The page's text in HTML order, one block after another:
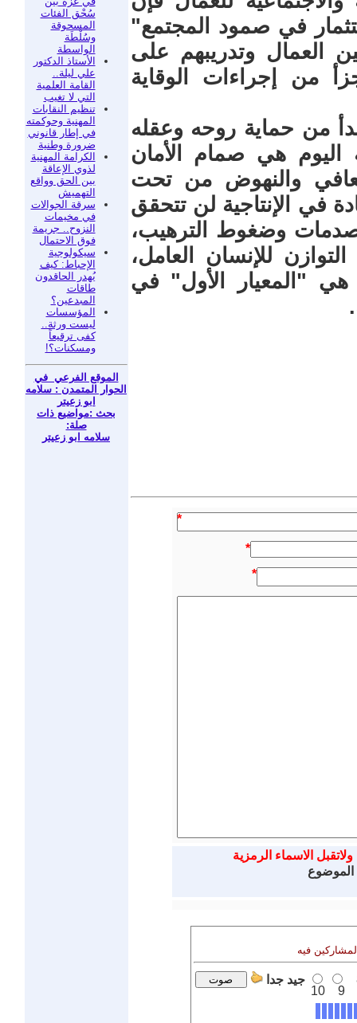
سُحْق الفئات
المسحوقة
وسُلْطَة
الواسطة
الأستاذ الدكتور
علي ليلة..
القامة العلمية
التي لا تغيب
تنظيم النقابات
المهنية وحوكمته
في إطار قانوني
ضرورة وطنية
الكرامة المهنية
لذوي الإعاقة
بين الحق وواقع
التهميش
سرقة الجوالات
في مخيمات
النزوح.. جريمة
فوق الاحتمال
سيكولوجية
الإحباط: كيف
يُهدر الحاقدون
طاقات
المبدعين؟
المؤسسات
ليست ورثة..
كفى ترقيعاً
ومسكنات؟!
الموقع الفرعي في
الحوار المتمدن : سلامه
ابو زعيتر
بحث :مواضيع ذات
صلة:
سلامه ابو زعيتر
في صمود المجتمع"
العمال وتدريبهم على
من إجراءات الوقاية
من حماية روحه وعقله
اليوم هي صمام الأمان
والنهوض من تحت
في الإنتاجية لن تتحقق
وضغوط الترهيب،
للإنسان العامل،
هي "المعيار الأول" في
*
*
*
الاسماء الرمزية
الموضوع
فيه
9
10
جيد جدا